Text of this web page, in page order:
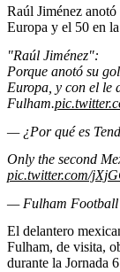
Raúl Jiménez
Europa y el 50 en
"Raúl Jiménez":
Porque anotó su
Europa, y con el le
Fulham.
— ¿Por qué es
Only the second
pic.twitter.com/
— Fulham
El delantero
Fulham, de visita,
durante la Jornada